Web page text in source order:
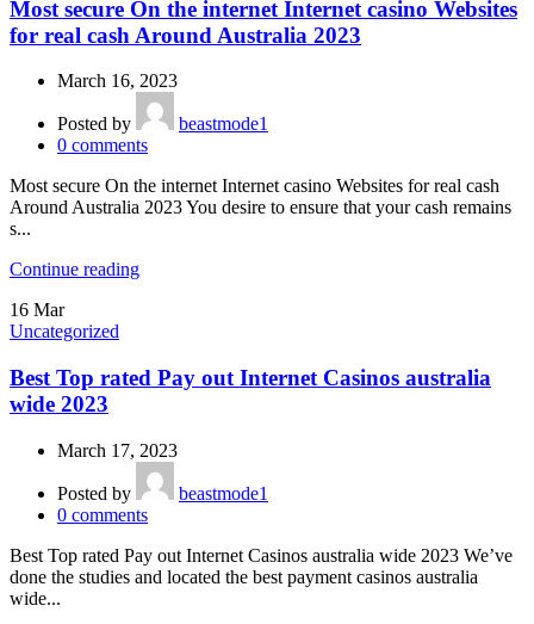
Most secure On the internet Internet casino Websites
for real cash Around Australia 2023
March 16, 2023
Posted by
beastmode1
0 comments
Most secure On the internet Internet casino Websites for real cash
Around Australia 2023 You desire to ensure that your cash remains
s...
Continue reading
16 Mar
Uncategorized
Best Top rated Pay out Internet Casinos australia
wide 2023
March 17, 2023
Posted by
beastmode1
0 comments
Best Top rated Pay out Internet Casinos australia wide 2023 We’ve
done the studies and located the best payment casinos australia
wide...